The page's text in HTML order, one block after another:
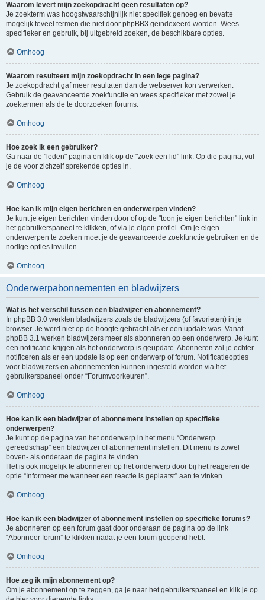
Waarom levert mijn zoekopdracht geen resultaten op?
Je zoekterm was hoogstwaarschijnlijk niet specifiek genoeg en bevatte
mogelijk teveel termen die niet door phpBB3 geïndexeerd worden. Wees
specifieker en gebruik, bij uitgebreid zoeken, de beschikbare opties.
Omhoog
Waarom resulteert mijn zoekopdracht in een lege pagina?
Je zoekopdracht gaf meer resultaten dan de webserver kon verwerken.
Gebruik de geavanceerde zoekfunctie en wees specifieker met zowel je
zoektermen als de te doorzoeken forums.
Omhoog
Hoe zoek ik een gebruiker?
Ga naar de "leden" pagina en klik op de "zoek een lid" link. Op die pagina, vul
je de voor zichzelf sprekende opties in.
Omhoog
Hoe kan ik mijn eigen berichten en onderwerpen vinden?
Je kunt je eigen berichten vinden door of op de "toon je eigen berichten" link in
het gebruikerspaneel te klikken, of via je eigen profiel. Om je eigen
onderwerpen te zoeken moet je de geavanceerde zoekfunctie gebruiken en de
nodige opties invullen.
Omhoog
Onderwerpabonnementen en bladwijzers
Wat is het verschil tussen een bladwijzer en abonnement?
In phpBB 3.0 werkten bladwijzers zoals de bladwijzers (of favorieten) in je
browser. Je werd niet op de hoogte gebracht als er een update was. Vanaf
phpBB 3.1 werken bladwijzers meer als abonneren op een onderwerp. Je kunt
een notificatie krijgen als het onderwerp is geüpdate. Abonneren zal je echter
notificeren als er een update is op een onderwerp of forum. Notificatieopties
voor bladwijzers en abonnementen kunnen ingesteld worden via het
gebruikerspaneel onder “Forumvoorkeuren”.
Omhoog
Hoe kan ik een bladwijzer of abonnement instellen op specifieke
onderwerpen?
Je kunt op de pagina van het onderwerp in het menu “Onderwerp
gereedschap” een bladwijzer of abonnement instellen. Dit menu is zowel
boven- als onderaan de pagina te vinden.
Het is ook mogelijk te abonneren op het onderwerp door bij het reageren de
optie “Informeer me wanneer een reactie is geplaatst” aan te vinken.
Omhoog
Hoe kan ik een bladwijzer of abonnement instellen op specifieke forums?
Je abonneren op een forum gaat door onderaan de pagina op de link
“Abonneer forum” te klikken nadat je een forum geopend hebt.
Omhoog
Hoe zeg ik mijn abonnement op?
Om je abonnement op te zeggen, ga je naar het gebruikerspaneel en klik je op